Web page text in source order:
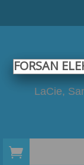
LaCie,
FORSAN